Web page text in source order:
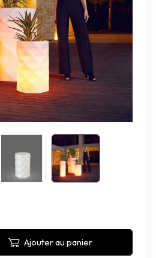
Ajouter au panier